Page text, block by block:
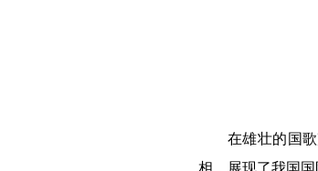
在雄壮的国
相，展现了我国